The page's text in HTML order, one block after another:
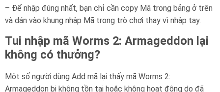
– Để nhập đúng nhất, bạn chỉ cần copy Mã trong bảng ở trên
và dán vào khung nhập Mã trong trò chơi thay vì nhập tay.
Tui nhập mã Worms 2: Armageddon lại
không có thưởng?
Một số người dùng Add mã lại thấy mã Worms 2:
Armageddon bị không tồn tại hoặc không hoạt động do đã